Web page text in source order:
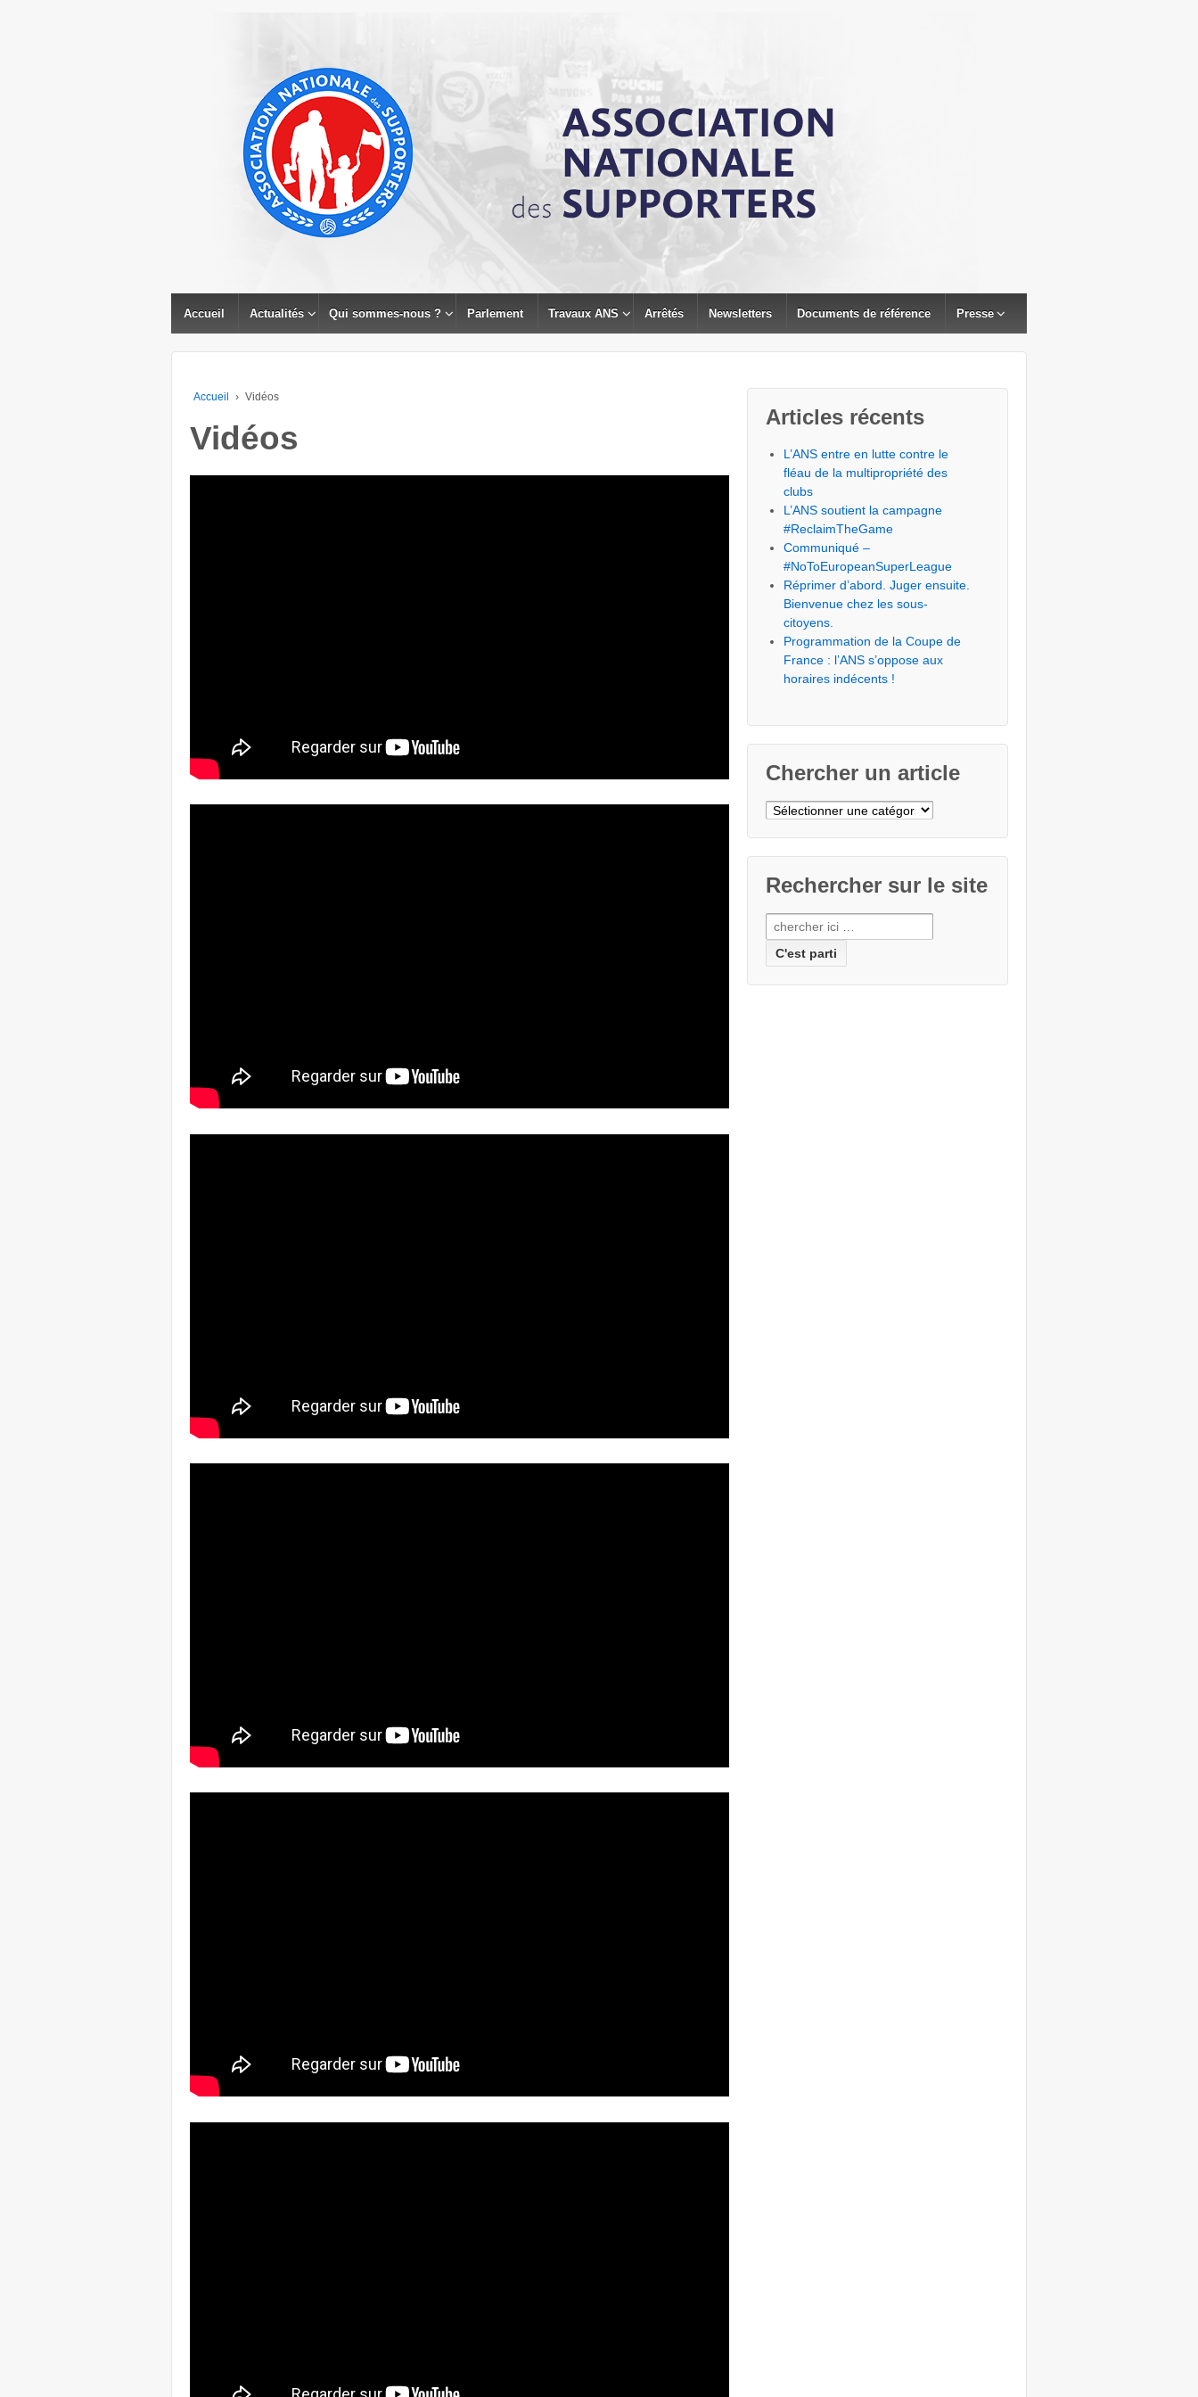
Accueil Actualités Qui sommes-nous ? Parlement Travaux ANS Arrêtés Newsletters Documents de référence Presse
Accueil › Vidéos
Vidéos
Articles récents
L’ANS entre en lutte contre le
fléau de la multipropriété des
clubs
L’ANS soutient la campagne
#ReclaimTheGame
Communiqué –
#NoToEuropeanSuperLeague
Réprimer d’abord. Juger ensuite.
Bienvenue chez les sous-
citoyens.
Programmation de la Coupe de
France : l’ANS s’oppose aux
horaires indécents !
Chercher un article
Chercher
Rechercher sur le site
Recherche
pour: